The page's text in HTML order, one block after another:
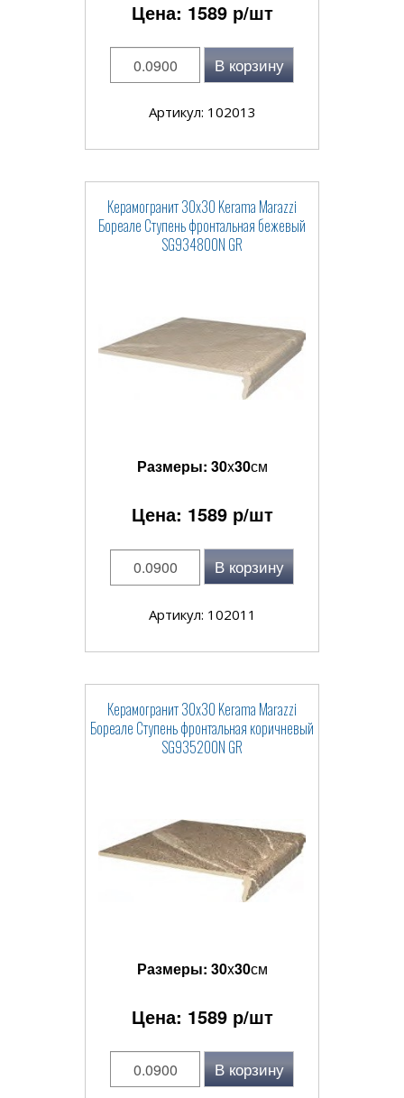
Цена: 1589р/шт
В корзину
Артикул: 102013
Керамогранит 30x30 Kerama Marazzi
Бореале Ступень фронтальная бежевый
SG934800N GR
Размеры: 30x30см
Цена: 1589р/шт
В корзину
Артикул: 102011
Керамогранит 30x30 Kerama Marazzi
Бореале Ступень фронтальная коричневый
SG935200N GR
Размеры: 30x30см
Цена: 1589р/шт
В корзину